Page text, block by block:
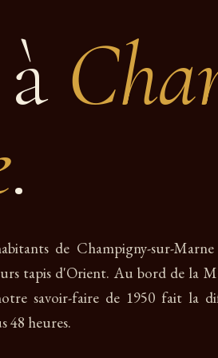
.
de Champigny-sur-
tapis d'Orient. Au bord de la
savoir-faire de 1950 fait la
48 heures.